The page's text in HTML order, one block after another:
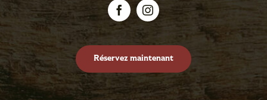
Réservez maintenant